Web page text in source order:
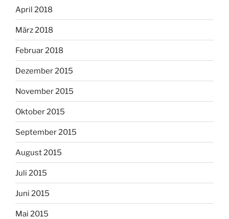
April 2018
März 2018
Februar 2018
Dezember 2015
November 2015
Oktober 2015
September 2015
August 2015
Juli 2015
Juni 2015
Mai 2015